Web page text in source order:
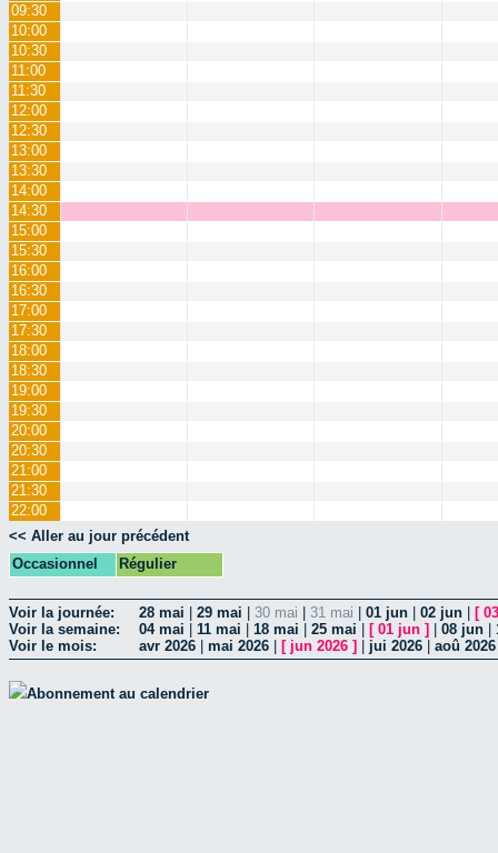
09:30
10:00
10:30
11:00
11:30
12:00
12:30
13:00
13:30
14:00
14:30
15:00
15:30
16:00
16:30
17:00
17:30
18:00
18:30
19:00
19:30
20:00
20:30
21:00
21:30
22:00
<< Aller au jour précédent
Occasionnel
Régulier
Voir la journée: 28 mai 29 mai 30 mai 31 mai 01 jun 02 jun [
Voir la semaine:
04 mai 11 mai 18 mai 25 mai [ 01 jun ] 08 jun
Voir le mois:
avr 2026 mai 2026 [ jun 2026 ] jui 2026 aoû 2026
Abonnement au calendrier